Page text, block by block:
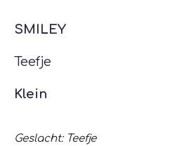
SMILEY
Teefje
Klein
Geslacht: Teefje